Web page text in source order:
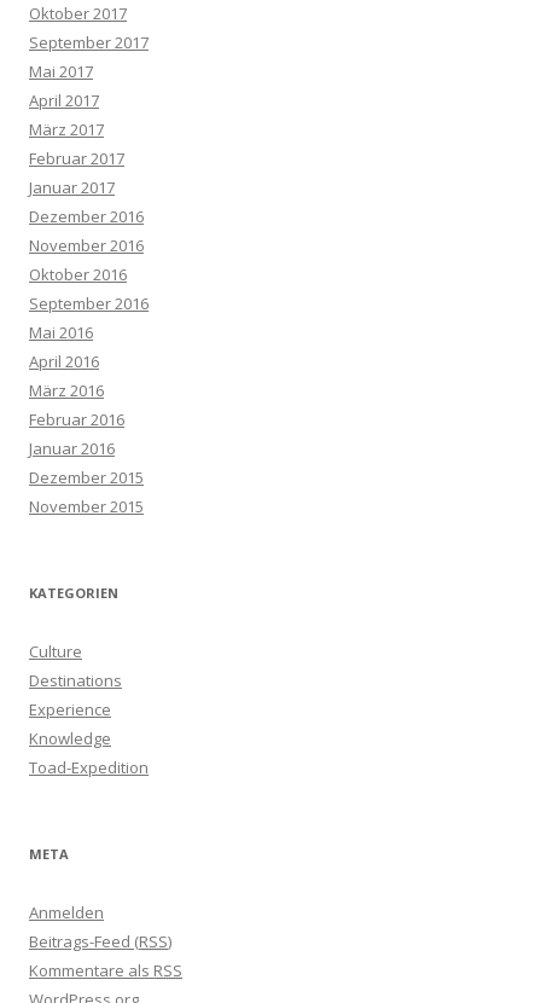
Oktober 2017
September 2017
Mai 2017
April 2017
März 2017
Februar 2017
Januar 2017
Dezember 2016
November 2016
Oktober 2016
September 2016
Mai 2016
April 2016
März 2016
Februar 2016
Januar 2016
Dezember 2015
November 2015
KATEGORIEN
Culture
Destinations
Experience
Knowledge
Toad-Expedition
META
Anmelden
Beitrags-Feed (RSS)
Kommentare als RSS